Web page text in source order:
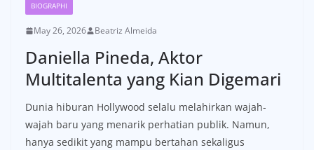
BIOGRAPHI
May 26, 2026 Beatriz Almeida
Daniella Pineda, Aktor
Multitalenta yang Kian Digemari
Dunia hiburan Hollywood selalu melahirkan wajah-
wajah baru yang menarik perhatian publik. Namun,
hanya sedikit yang mampu bertahan sekaligus